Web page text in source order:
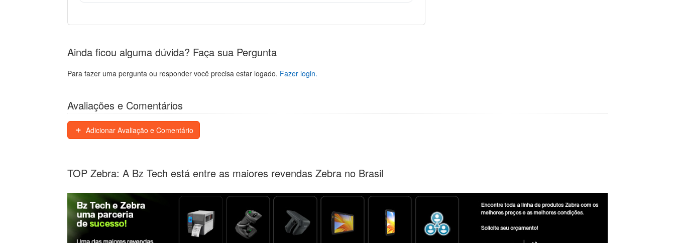
Ainda ficou alguma dúvida? Faça sua Pergunta
Para fazer uma pergunta ou responder você precisa estar logado. Fazer login.
Avaliações e Comentários
Adicionar Avaliação e Comentário
TOP Zebra: A Bz Tech está entre as maiores revendas Zebra no Brasil